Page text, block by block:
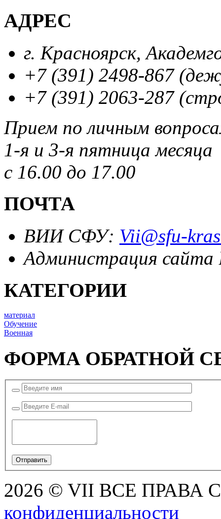
АДРЕС
г. Красноярск,
+7 (391) 2498-867
+7 (391) 2063-287
Прием по личным
1-я и 3-я пятница месяца
с 16.00 до 17.00
ПОЧТА
ВИИ СФУ: Vii@sfu-
Администрация
КАТЕГОРИИ
материал
Обучение
Военная
ФОРМА ОБРАТНОЙ
2026 © VII ВСЕ ПРАВА
конфиденциальности